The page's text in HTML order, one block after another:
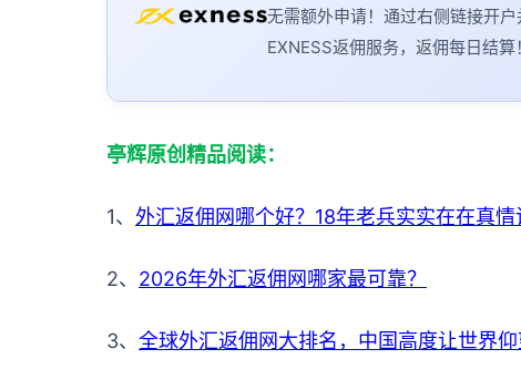
无需额外申请！通过右侧链接开
EXNESS返佣服务，返佣每日结算！
亭辉原创精品阅读：
1、 外汇返佣网哪个好？18年老兵实实在在真情
2、 2026年外汇返佣网哪家最可靠？
3、 全球外汇返佣网大排名，中国高度让世界仰